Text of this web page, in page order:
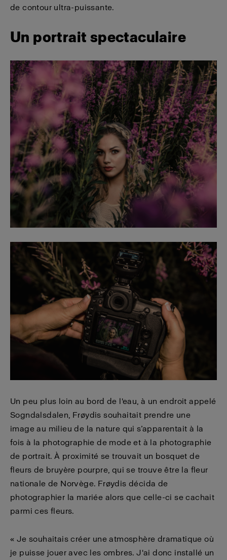
de contour ultra-puissante.
Un portrait spectaculaire
Un peu plus loin au bord de l'eau, à un endroit appelé
Sogndalsdalen, Frøydis souhaitait prendre une
image au milieu de la nature qui s’apparentait à la
fois à la photographie de mode et à la photographie
de portrait. À proximité se trouvait un bosquet de
fleurs de bruyère pourpre, qui se trouve être la fleur
nationale de Norvège. Frøydis décida de
photographier la mariée alors que celle-ci se cachait
parmi ces fleurs.
« Je souhaitais créer une atmosphère dramatique où
je puisse jouer avec les ombres. J'ai donc installé un